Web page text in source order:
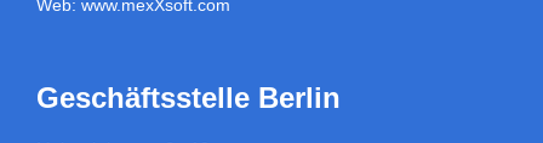
Web: www.mexXsoft.com
Geschäftsstelle Berlin